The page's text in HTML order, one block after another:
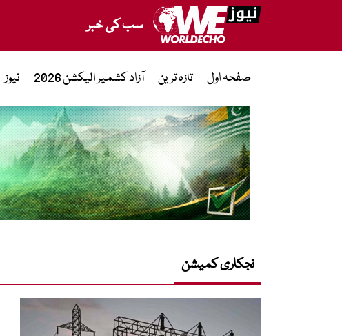
سب کی خبر
صفحہ اول تازہ ترین آزاد کشمیر الیکشن 2026 نیوز
نجکاری کمیشن